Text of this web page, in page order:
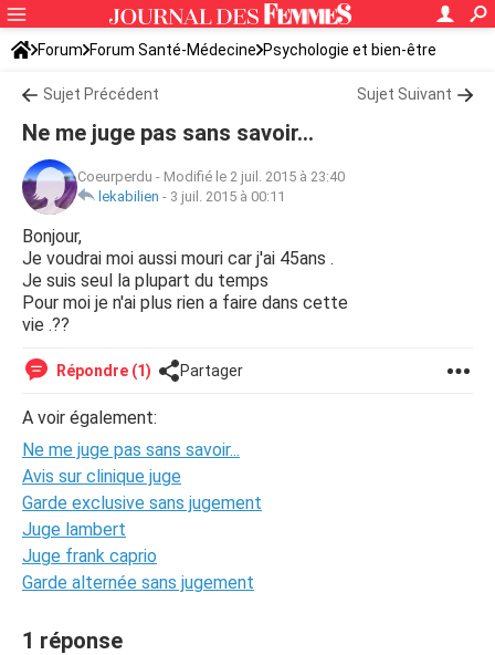
Forum Forum Santé-Médecine Psychologie et bien-être
Sujet Précédent Sujet Suivant
Ne me juge pas sans savoir...
Coeurperdu - Modifié le 2 juil. 2015 à 23:40
lekabilien - 3 juil. 2015 à 00:11
Bonjour,
Je voudrai moi aussi mouri car j'ai 45ans .
Je suis seul la plupart du temps
Pour moi je n'ai plus rien a faire dans cette
vie .??
Répondre (1) Partager
A voir également:
Ne me juge pas sans savoir...
Avis sur clinique juge
Garde exclusive sans jugement
Juge lambert
Juge frank caprio
Garde alternée sans jugement
1 réponse